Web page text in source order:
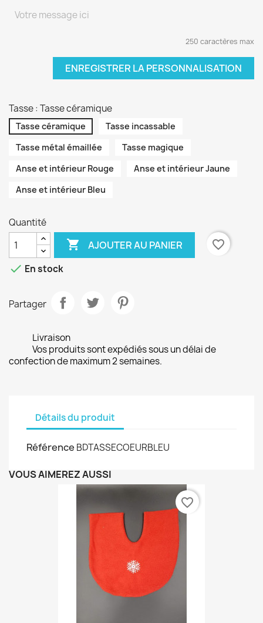
250 caractères max
ENREGISTRER LA PERSONNALISATION
Tasse : Tasse céramique
Tasse céramique
Tasse incassable
Tasse métal émaillée
Tasse magique
Anse et intérieur Rouge
Anse et intérieur Jaune
Anse et intérieur Bleu
Quantité
 AJOUTER AU PANIER
favorite_border
 En stock
Partager
Livraison
Vos produits sont expédiés sous un délai de
confection de maximum 2 semaines.
Détails du produit
Référence BDTASSECOEURBLEU
VOUS AIMEREZ AUSSI
favorite_border